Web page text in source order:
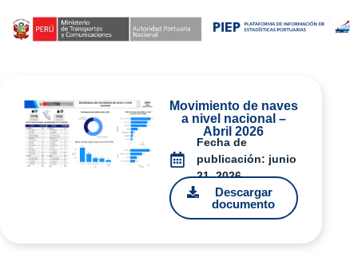
Movimiento de naves
a nivel nacional –
Abril 2026
Fecha de
publicación: junio
21, 2026
Descargar
documento